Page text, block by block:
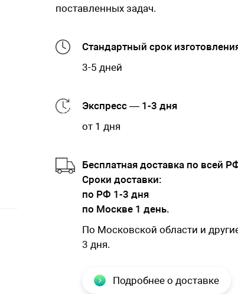
поставленных задач.
Стандартный срок
3-5 дней
Экспресс — 1-3 дня
от 1 дня
Бесплатная доставка по всей
Cроки доставки:
по РФ 1-3 дня
по Москве 1 день.
По Московской области и
3 дня.
Подробнее о доставке